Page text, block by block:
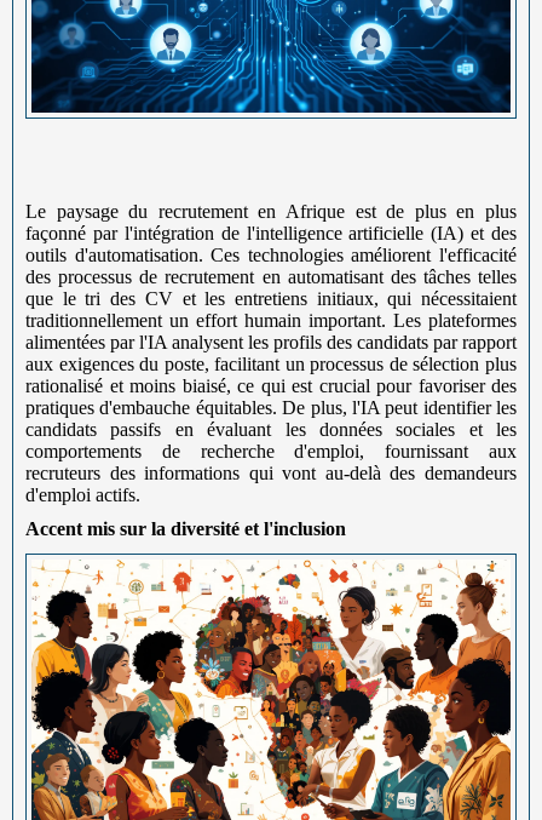
Le paysage du recrutement en Afrique est de plus en plus
façonné par l'intégration de l'intelligence artificielle (IA) et des
outils d'automatisation. Ces technologies améliorent l'efficacité
des processus de recrutement en automatisant des tâches telles
que le tri des CV et les entretiens initiaux, qui nécessitaient
traditionnellement un effort humain important. Les plateformes
alimentées par l'IA analysent les profils des candidats par rapport
aux exigences du poste, facilitant un processus de sélection plus
rationalisé et moins biaisé, ce qui est crucial pour favoriser des
pratiques d'embauche équitables. De plus, l'IA peut identifier les
candidats passifs en évaluant les données sociales et les
comportements de recherche d'emploi, fournissant aux
recruteurs des informations qui vont au-delà des demandeurs
d'emploi actifs.
Accent mis sur la diversité et l'inclusion